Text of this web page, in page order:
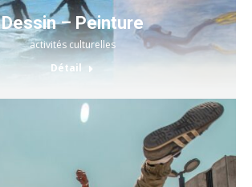
Dessin – Peinture
activités culturelles
Détail